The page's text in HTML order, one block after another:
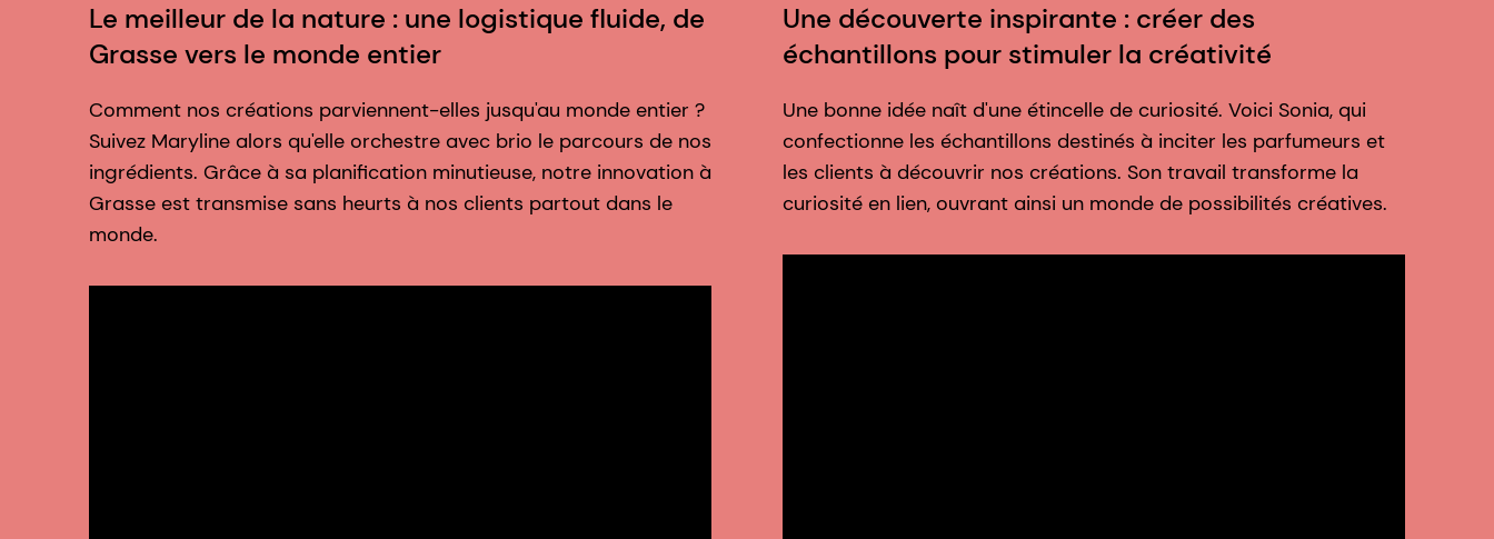
Le meilleur de la nature : une logistique fluide, de
Grasse vers le monde entier
Comment nos créations parviennent-elles jusqu'au monde entier ?
Suivez Maryline alors qu'elle orchestre avec brio le parcours de nos
ingrédients. Grâce à sa planification minutieuse, notre innovation à
Grasse est transmise sans heurts à nos clients partout dans le
monde.
Une découverte inspirante : créer des
échantillons pour stimuler la créativité
Une bonne idée naît d'une étincelle de curiosité. Voici Sonia, qui
confectionne les échantillons destinés à inciter les parfumeurs et
les clients à découvrir nos créations. Son travail transforme la
curiosité en lien, ouvrant ainsi un monde de possibilités créatives.